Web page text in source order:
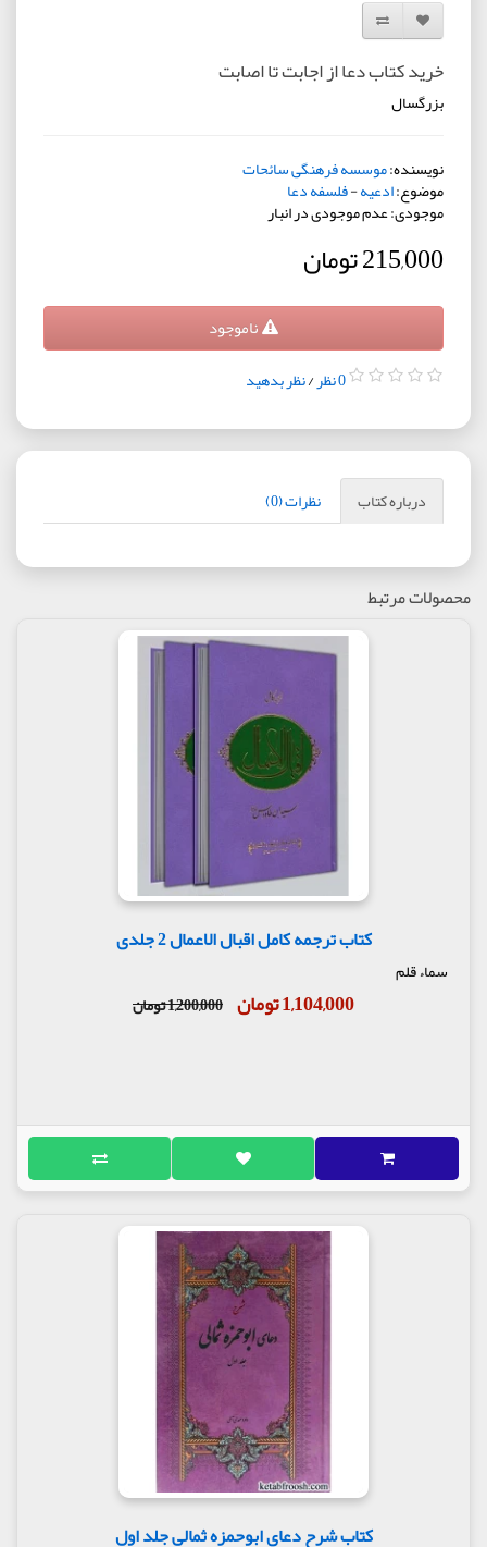
افزودن به لیست دلخواه
مقایسه این محصول
خرید کتاب دعا از اجابت تا اصابت
بزرگسال
نویسنده:موسسه فرهنگی سائحات
موضوع:ادعیه-فلسفه دعا
موجودی: عدم موجودی در انبار
215,000 تومان
ناموجود
0 نظر /نظر بدهید
درباره کتاب نظرات (0)
محصولات مرتبط
کتاب ترجمه کامل اقبال الاعمال 2 جلدی
سماء قلم
1,104,000 تومان 1,200,000 تومان
کتاب شرح دعای ابوحمزه ثمالی جلد اول